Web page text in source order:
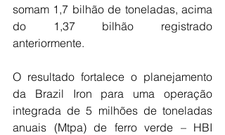
somam 1,7 bilhão de toneladas, acima
do 1,37 bilhão registrado
anteriormente.
O resultado fortalece o planejamento
da Brazil Iron para uma operação
integrada de 5 milhões de toneladas
anuais (Mtpa) de ferro verde – HBI